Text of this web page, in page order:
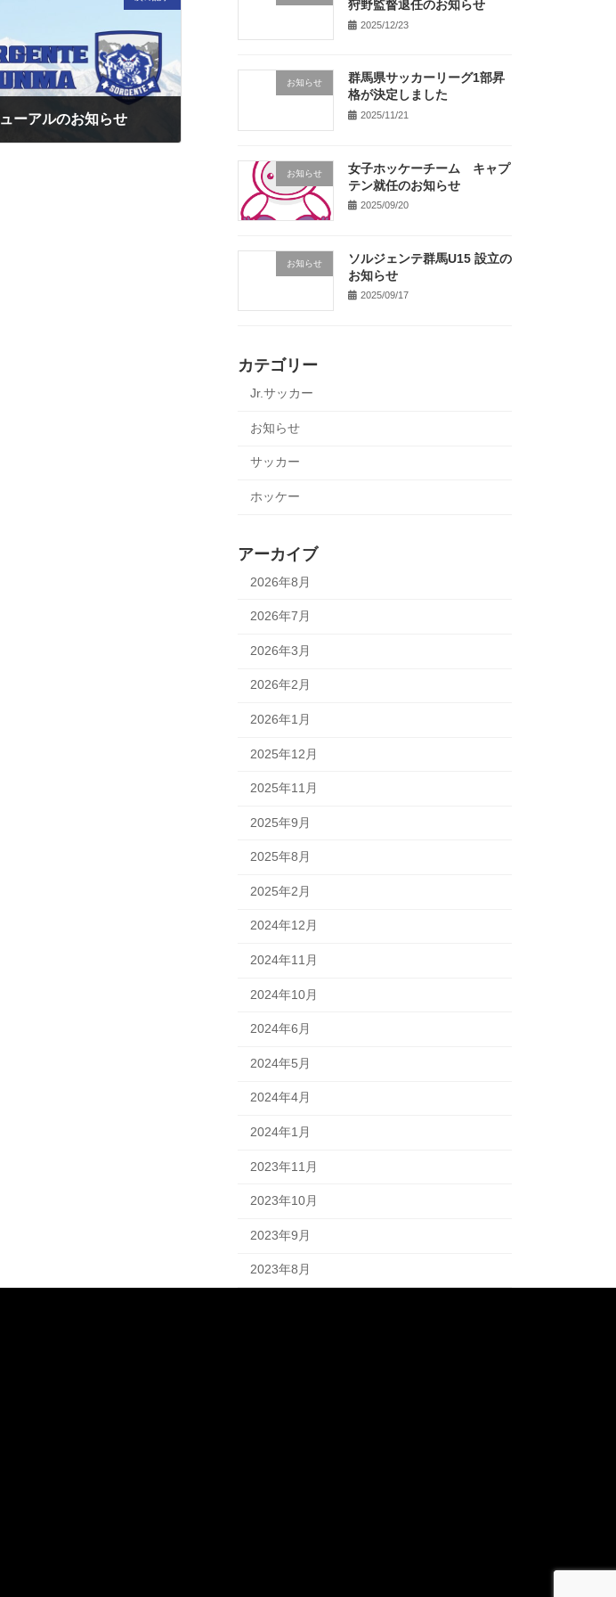
ーアルのお知らせ
狩野監督退任のお知らせ
2025/12/23
お知らせ
群馬県サッカーリーグ1部昇
格が決定しました
2025/11/21
お知らせ
女子ホッケーチーム キャプ
テン就任のお知らせ
2025/09/20
お知らせ
ソルジェンテ群馬U15 設立の
お知らせ
2025/09/17
カテゴリー
Jr.サッカー
お知らせ
サッカー
ホッケー
アーカイブ
2026年8月
2026年7月
2026年3月
2026年2月
2026年1月
2025年12月
2025年11月
2025年9月
2025年8月
2025年2月
2024年12月
2024年11月
2024年10月
2024年6月
2024年5月
2024年4月
2024年1月
2023年11月
2023年10月
2023年9月
2023年8月